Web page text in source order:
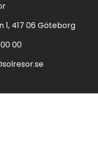
417 06 Göteborg
00